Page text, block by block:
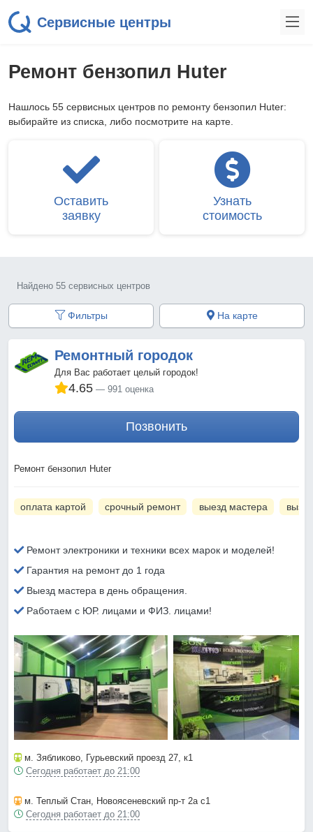
Сервисные центры
Ремонт бензопил Huter
Нашлось 55 сервисных центров по ремонту бензопил Huter:
выбирайте из списка, либо посмотрите на карте.
Оставить
заявку
Узнать
стоимость
Найдено 55 сервисных центров
Фильтры На карте
Ремонтный городок
Для Вас работает целый городок!
4.65 991 оценка
Позвонить
Ремонт бензопил Huter
оплата картой срочный ремонт выезд мастера
Ремонт электроники и техники всех марок и моделей!
Гарантия на ремонт до 1 года
Выезд мастера в день обращения.
Работаем с ЮР. лицами и ФИЗ. лицами!
м. Зябликово, Гурьевский проезд 27, к1
Сегодня работает до 21:00
м. Теплый Стан, Новоясеневский пр-т 2а с1
Сегодня работает до 21:00